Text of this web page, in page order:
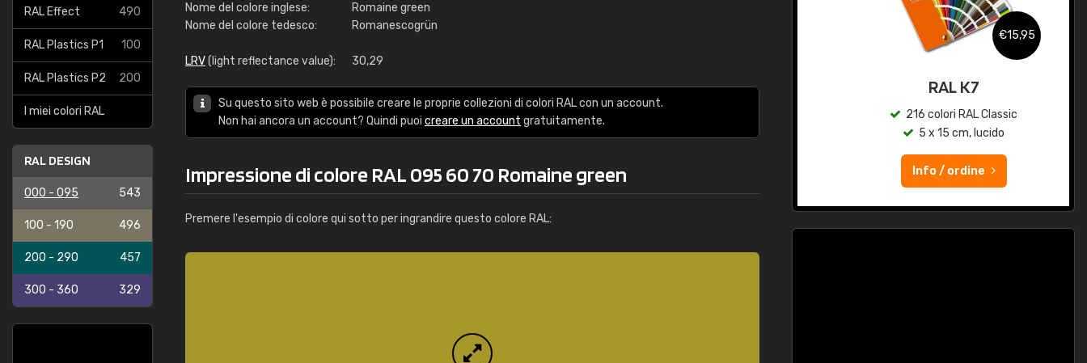
RAL Effect 490
RAL Plastics P1 100
RAL Plastics P2 200
I miei colori RAL
RAL DESIGN
000 - 095 543
100 - 190 496
200 - 290 457
300 - 360 329
Nome del colore inglese:
Romaine green
Nome del colore tedesco:
Romanescogrün
LRV(light reflectance value): 30,29
Su questo sito web è possibile creare le proprie collezioni di colori RAL con un account.
Non hai ancora un account? Quindi puoi creare un account gratuitamente.
Impressione di colore RAL 095 60 70 Romaine green
Premere l'esempio di colore qui sotto per ingrandire questo colore RAL:
RAL K7 a base d'acqua
Info / ordine
€15,95
RAL K7
216 colori RAL Classic
5 x 15 cm, lucido
Info / ordine